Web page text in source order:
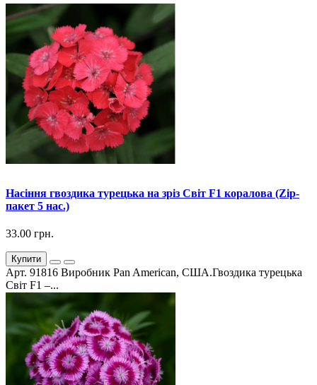
Насіння гвоздика турецька на зріз Світ F1 коралова (Zip-
пакет 5 нас.)
33.00 грн.
Купити
Арт. 91816 Виробник Pan American, США.Гвоздика турецька
Світ F1 –...